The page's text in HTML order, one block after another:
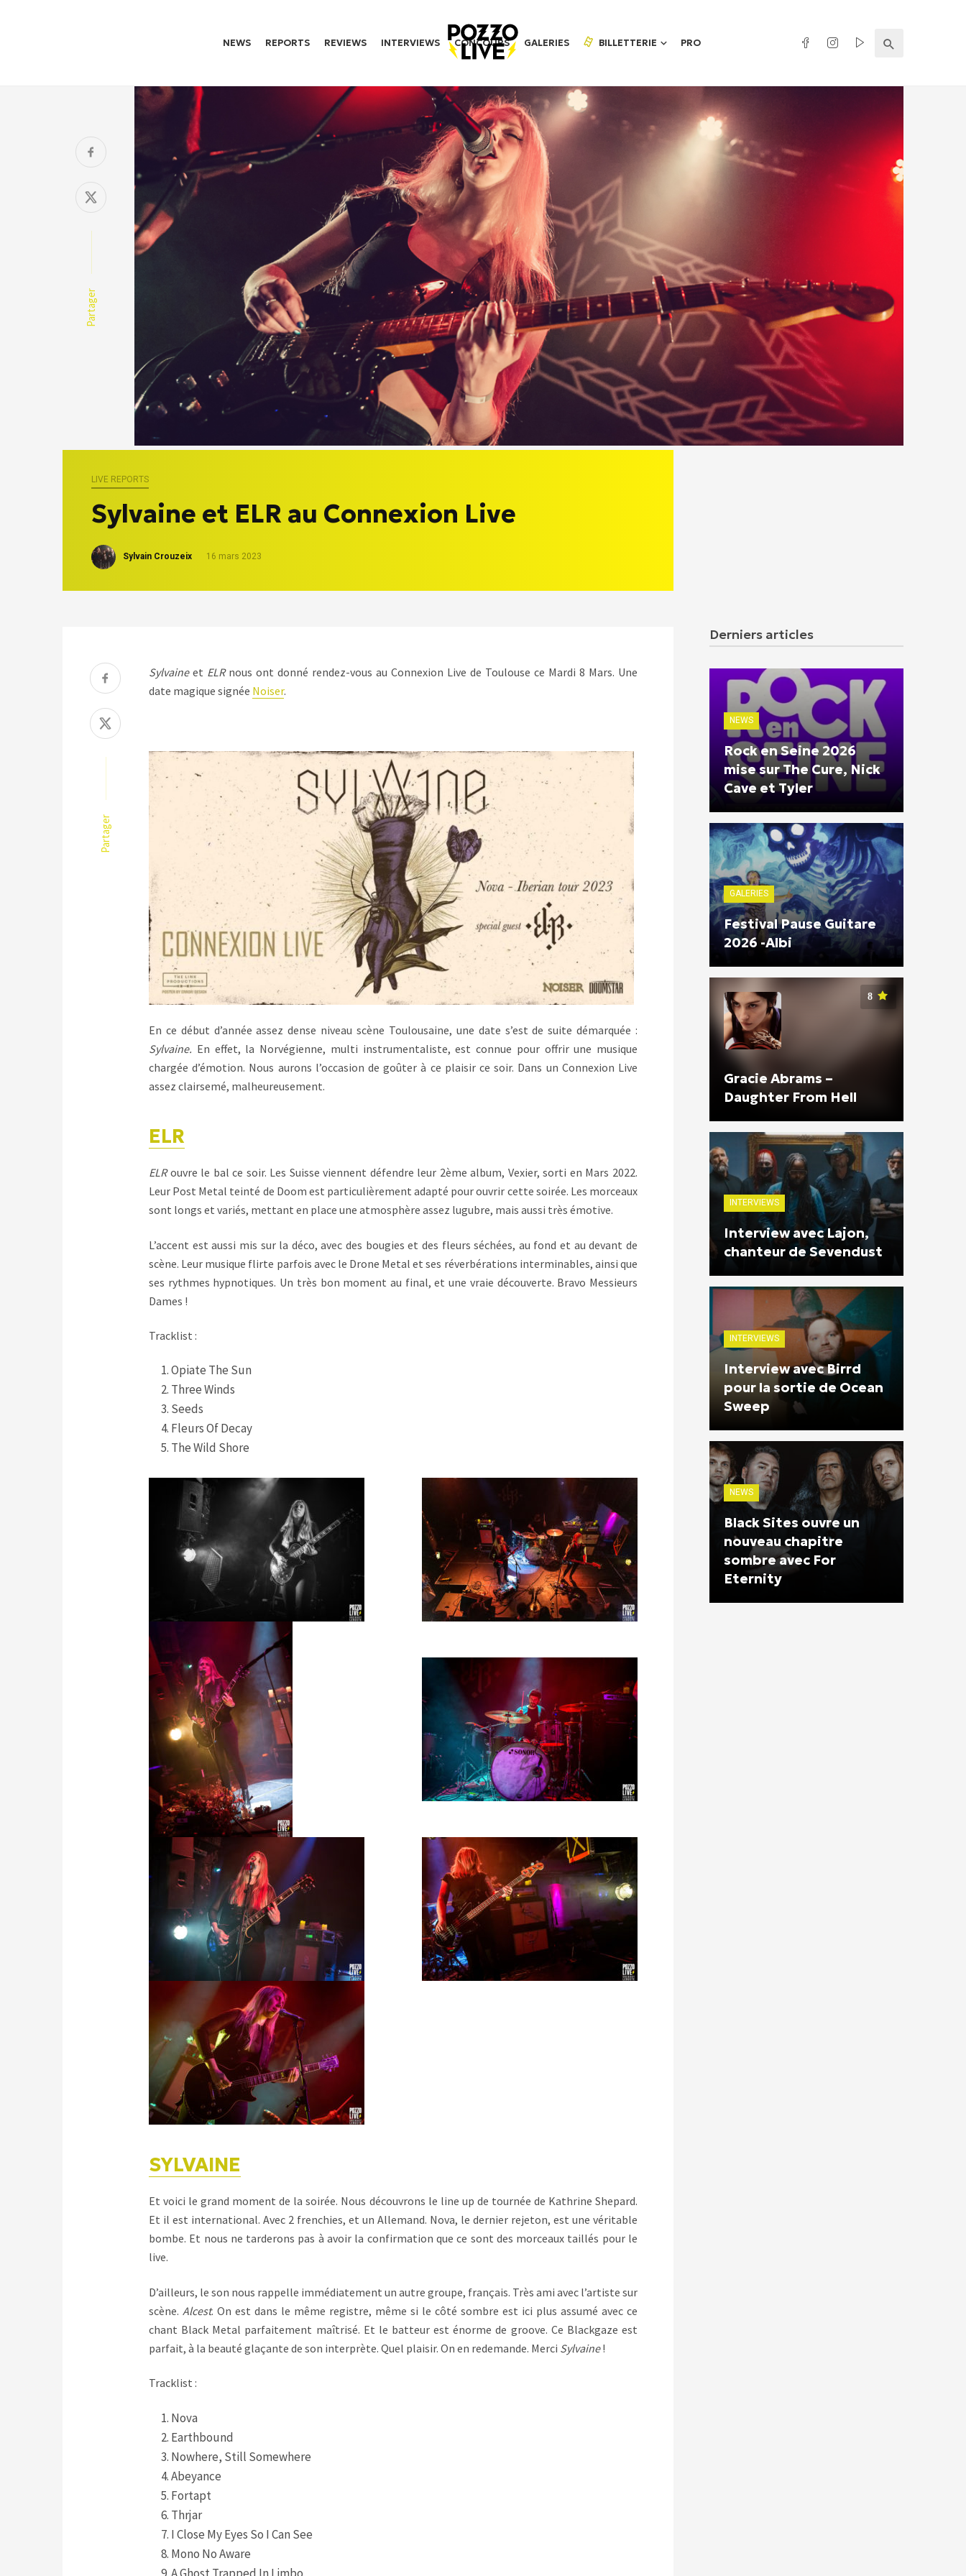
NEWS REPORTS REVIEWS INTERVIEWS CONCOURS GALERIES BILLETTERIE PRO
Partager
LIVE REPORTS
Sylvaine et ELR au Connexion Live
Sylvain Crouzeix 16 mars 2023
Partager
Sylvaineet ELRnous ont donné rendez-vous au Connexion Live de Toulouse ce Mardi 8 Mars. Une
date magique signée Noiser.
En ce début d’année assez dense niveau scène Toulousaine, une date s’est de suite démarquée :
Sylvaine. En effet, la Norvégienne, multi instrumentaliste, est connue pour offrir une musique
chargée d’émotion. Nous aurons l’occasion de goûter à ce plaisir ce soir. Dans un Connexion Live
assez clairsemé, malheureusement.
ELR
ELRouvre le bal ce soir. Les Suisse viennent défendre leur 2ème album, Vexier, sorti en Mars 2022.
Leur Post Metal teinté de Doom est particulièrement adapté pour ouvrir cette soirée. Les morceaux
sont longs et variés, mettant en place une atmosphère assez lugubre, mais aussi très émotive.
L’accent est aussi mis sur la déco, avec des bougies et des fleurs séchées, au fond et au devant de
scène. Leur musique flirte parfois avec le Drone Metal et ses réverbérations interminables, ainsi que
ses rythmes hypnotiques. Un très bon moment au final, et une vraie découverte. Bravo Messieurs
Dames !
Tracklist :
Opiate The Sun
Three Winds
Seeds
Fleurs Of Decay
The Wild Shore
SYLVAINE
Et voici le grand moment de la soirée. Nous découvrons le line up de tournée de Kathrine Shepard.
Et il est international. Avec 2 frenchies, et un Allemand. Nova, le dernier rejeton, est une véritable
bombe. Et nous ne tarderons pas à avoir la confirmation que ce sont des morceaux taillés pour le
live.
D’ailleurs, le son nous rappelle immédiatement un autre groupe, français. Très ami avec l’artiste sur
scène. Alcest. On est dans le même registre, même si le côté sombre est ici plus assumé avec ce
chant Black Metal parfaitement maîtrisé. Et le batteur est énorme de groove. Ce Blackgaze est
parfait, à la beauté glaçante de son interprète. Quel plaisir. On en redemande. Merci Sylvaine!
Tracklist :
Nova
Earthbound
Nowhere, Still Somewhere
Abeyance
Fortapt
Thrjar
I Close My Eyes So I Can See
Mono No Aware
A Ghost Trapped In Limbo
Derniers articles
NEWS
Rock en Seine 2026
mise sur The Cure, Nick
Cave et Tyler
GALERIES
Festival Pause Guitare
2026 -Albi
8
Gracie Abrams –
Daughter From Hell
INTERVIEWS
Interview avec Lajon,
chanteur de Sevendust
INTERVIEWS
Interview avec Birrd
pour la sortie de Ocean
Sweep
NEWS
Black Sites ouvre un
nouveau chapitre
sombre avec For
Eternity